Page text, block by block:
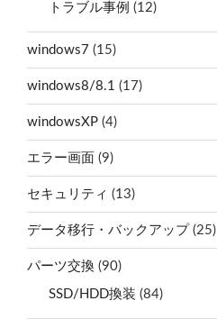
トラブル事例 (12)
windows7 (15)
windows8/8.1 (17)
windowsXP (4)
エラー画面 (9)
セキュリティ (13)
データ移行・バックアップ(25)
パーツ交換 (90)
SSD/HDD換装 (84)